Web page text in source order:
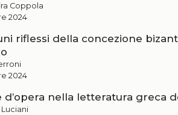
Coppola
2024
riflessi della concezione
2024
d’opera nella letteratura greca